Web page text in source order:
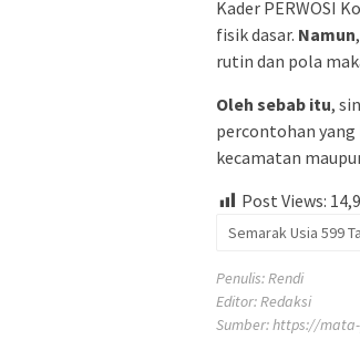
Kader PERWOSI
fisik dasar. Namun
rutin dan pola
Oleh sebab itu,
percontohan
kecamatan
Post Views:
Semarak Usia 599
Penulis: Rendi
Editor: Redaksi
Sumber:https://